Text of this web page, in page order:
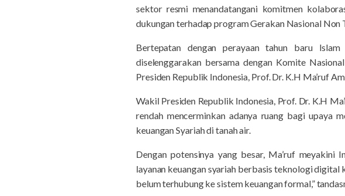
sektor resmi menandatangani komitmen
dukungan terhadap program Gerakan Nasional
Bertepatan dengan perayaan tahun baru
diselenggarakan bersama dengan Komite
Presiden Republik Indonesia, Prof. Dr. K.H Ma’ruf
Wakil Presiden Republik Indonesia, Prof. Dr. K.H
rendah mencerminkan adanya ruang bagi upaya
keuangan Syariah di tanah air.
Dengan potensinya yang besar, Ma’ruf meyakini
layanan keuangan syariah berbasis teknologi digital
belum terhubung ke sistem keuangan formal,”